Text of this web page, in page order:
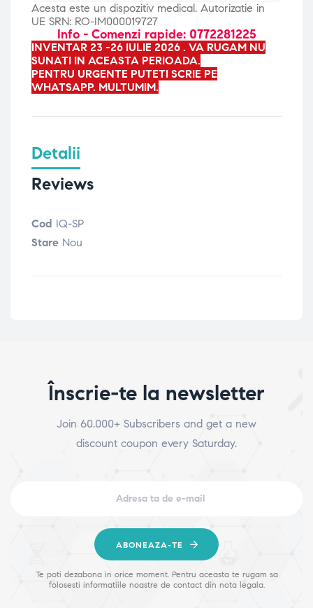
Acesta este un dispozitiv medical. Autorizatie in
UE SRN: RO-IM000019727
Info - Comenzi rapide: 0772281225
INVENTAR 23 -26 IULIE 2026 . VA RUGAM NU
SUNATI IN ACEASTA PERIOADA.
PENTRU URGENTE PUTETI SCRIE PE
WHATSAPP. MULTUMIM.
Detalii
Reviews
Cod IQ-SP
Stare Nou
Înscrie-te la newsletter
Join 60.000+ Subscribers and get a new
discount coupon every Saturday.
ABONEAZA-TE
Te poti dezabona in orice moment. Pentru aceasta te rugam sa
folosesti informatiile noastre de contact din nota legala.